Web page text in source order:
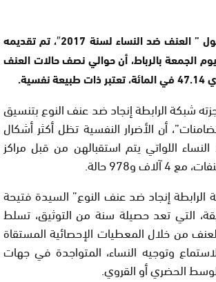
(ومع) كشف تقرير حول ” العنف ضد النساء لسنة 2017″، تم تقديمه
الجمعة بالرباط، أن حوالي نصف حالات العنف
شبكة الرابطة إنجاد ضد عنف النوع بتنسيق
أن الأضرار النفسية تظل أكثر أشكال
اللواتي يتم استقبالهن من قبل ﻣﺮاﻛﺰ
و978 حالة.
إنجاد ضد عنف النوع” السيدة فتيحة
التي تعد حصيلة سنة من التوثيق، تسلط
من خلال المعطيات الإحصائية المستقاة
وتوجيه النساء، المتواجدة في جهات
الحضري أو القروي.